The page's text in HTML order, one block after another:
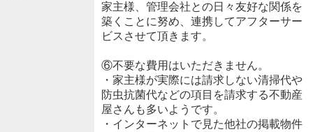
家主様、管理会社との日々友好な関係を
築くことに努め、連携してアフターサー
ビスさせて頂きます。
⑥不要な費用はいただきません。
・家主様が実際には請求しない清掃代や
防虫抗菌代などの項目を請求する不動産
屋さんも多いようです。
・インターネットで見た他社の掲載物件